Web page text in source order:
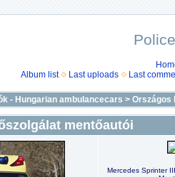
Album list
Last uploads Last
- Hungarian ambulancecars > Országos
mentőautói
Mercedes Sprinter